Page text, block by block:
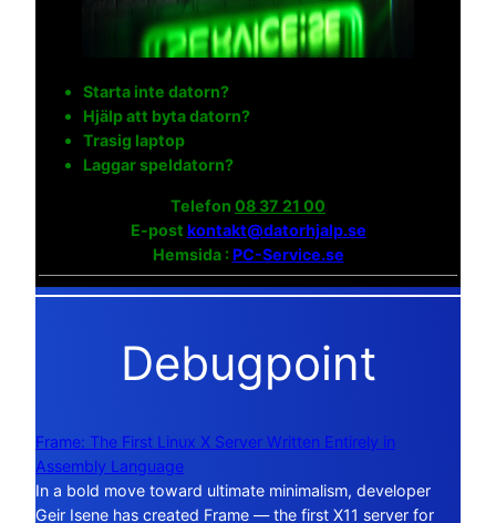
Starta inte datorn?
Hjälp att byta datorn?
Trasig laptop
Laggar speldatorn?
Telefon 08 37 21 00
E-post kontakt@datorhjalp.se
Hemsida :PC-Service.se
Debugpoint
Frame: The First Linux X Server Written Entirely in
Assembly Language
In a bold move toward ultimate minimalism, developer
Geir Isene has created Frame — the first X11 server for